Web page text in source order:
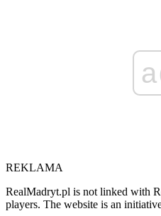
REKLAMA
RealMadryt.pl is not linked with
players. The website is an